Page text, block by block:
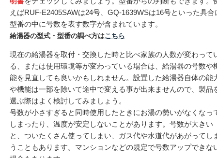
えばRUF-E2405SAWは24号、GQ-1639WSは16号といった具合
型番の中に号数を表す数字が含まれています。
給湯器の型式・型番の調べ方はこちら
現在の給湯器を取付・交換した時と比べ家族の人数が変わって
る、または使用環境等が変わっている場合は、給湯器の号数や
能を見直しても良いかもしれません。設置した給湯器自体の能
や機能は一部を除いて途中で変える事が出来ませんので、製品
選ぶ際はよく検討してみましょう。
号数が小さすぎると同時使用したときにお湯の勢いがなくなっ
しまったり、温度が安定しないことがあります。号数が大きい
と、ついたくさん使ってしまい、ガス代や水道代があがってし
うこともあります。マンションなどの規定で号数アップできな